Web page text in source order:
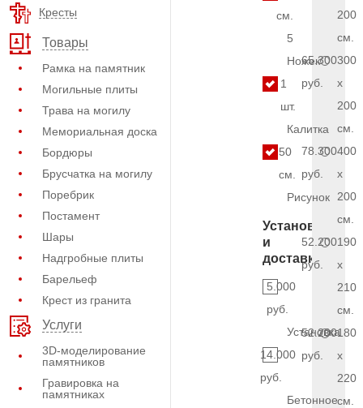
Кресты
Товары
Рамка на памятник
Могильные плиты
Трава на могилу
Мемориальная доска
Бордюры
Брусчатка на могилу
Поребрик
Постамент
Шары
Надгробные плиты
Барельеф
Крест из гранита
Услуги
3D-моделирование
памятников
Гравировка на
памятниках
см.
5
Ножек
1
шт.
Калитка
50
см.
Рисунок
Установка
и
доставка
5.000
руб.
Установка
14.000
руб.
Бетонное
200
см.
65.300
руб.
300
x
200
см.
78.300
руб.
400
x
200
см.
52.200
руб.
190
x
210
см.
52.200
руб.
180
x
220
см.